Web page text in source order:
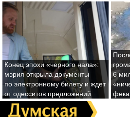
Конец эпохи «черного нала»:
мэрия открыла документы
по электронному билету и ждет
от одесситов предложений
6